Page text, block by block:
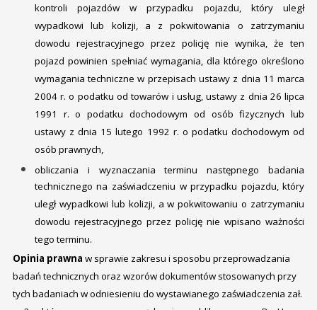
kontroli pojazdów w przypadku pojazdu, który uległ
wypadkowi lub kolizji, a z pokwitowania o zatrzymaniu
dowodu rejestracyjnego przez policję nie wynika, że ten
pojazd powinien spełniać wymagania, dla którego określono
wymagania techniczne w przepisach ustawy z dnia 11 marca
2004 r. o podatku od towarów i usług, ustawy z dnia 26 lipca
1991 r. o podatku dochodowym od osób fizycznych lub
ustawy z dnia 15 lutego 1992 r. o podatku dochodowym od
osób prawnych,
obliczania i wyznaczania terminu następnego badania
technicznego na zaświadczeniu w przypadku pojazdu, który
uległ wypadkowi lub kolizji, a w pokwitowaniu o zatrzymaniu
dowodu rejestracyjnego przez policję nie wpisano ważności
tego terminu.
Opinia prawna w sprawie zakresu i sposobu przeprowadzania
badań technicznych oraz wzorów dokumentów stosowanych przy
tych badaniach w odniesieniu do wystawianego zaświadczenia zał.